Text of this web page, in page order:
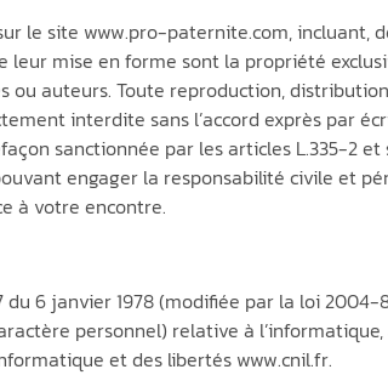
le site www.pro-paternite.com, incluant,
leur mise en forme sont la propriété
ou auteurs. Toute reproduction,
interdite sans l’accord exprès par
sanctionnée par les articles L.335-2
engager la responsabilité civile et
à votre encontre.
6 janvier 1978 (modifiée par la loi
personnel) relative à
et des libertés www.cnil.fr.